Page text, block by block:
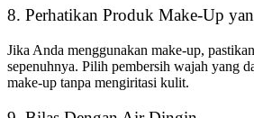
8. Perhatikan Produk Make-Up
Jika Anda menggunakan make-up,
sepenuhnya. Pilih pembersih wajah yang
make-up tanpa mengiritasi kulit.